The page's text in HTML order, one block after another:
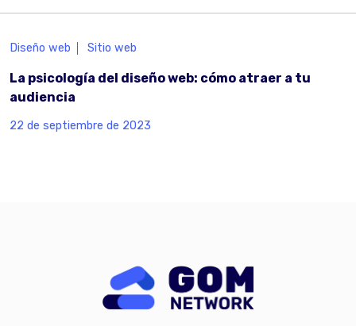
Diseño web Sitio web
La psicología del diseño web: cómo atraer a tu
audiencia
22 de septiembre de 2023